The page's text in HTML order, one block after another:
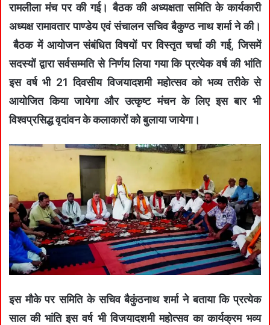
रामलीला मंच पर की गई। बैठक की अध्यक्षता समिति के कार्यकारी
अध्यक्ष रामावतार पाण्डेय एवं संचालन सचिव बैकुण्ठ नाथ शर्मा ने की।
बैठक में आयोजन संबंधित विषयों पर विस्तृत चर्चा की गई, जिसमें
सदस्यों द्वारा सर्वसम्मति से निर्णय लिया गया कि प्रत्येक वर्ष की भांति
इस वर्ष भी 21 दिवसीय विजयादशमी महोत्सव को भव्य तरीके से
आयोजित किया जायेगा और उत्कृष्ट मंचन के लिए इस बार भी
विश्वप्रसिद्ध वृदांवन के कलाकारों को बुलाया जायेगा।
इस मौके पर समिति के सचिव बैकुंठनाथ शर्मा ने बताया कि प्रत्येक
साल की भांति इस वर्ष भी विजयादशमी महोत्सव का कार्यक्रम भव्य